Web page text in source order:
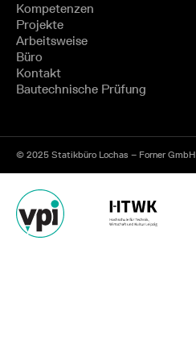
Kompetenzen
Projekte
Arbeitsweise
Büro
Kontakt
Bautechnische Prüfung
© 2025 Statikbüro Lochas – Forner GmbH